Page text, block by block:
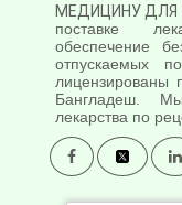
МЕДИЦИНУ ДЛЯ
поставке
обеспечение
отпускаемых
лицензированы
Бангладеш.
лекарства по